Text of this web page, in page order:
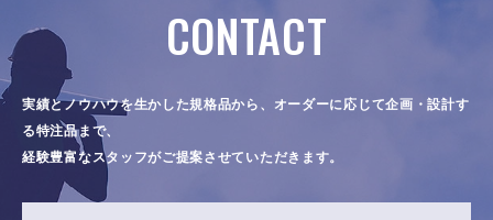
CONTACT
実績とノウハウを生かした規格品から、オーダーに応じて企画・設計す
る特注品まで、
経験豊富なスタッフがご提案させていただきます。